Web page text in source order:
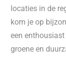
locaties in de
kom je op
een
groene en